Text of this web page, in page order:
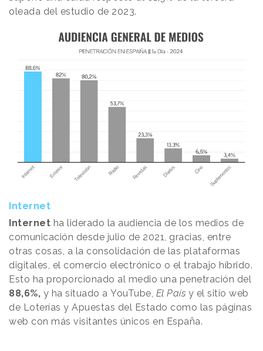
oleada del estudio de 2023.
Internet
Internet ha liderado la audiencia de los medios de
comunicación desde julio de 2021, gracias, entre
otras cosas, a la consolidación de las plataformas
digitales, el comercio electrónico o el trabajo híbrido.
Esto ha proporcionado al medio una penetración del
88,6%, y ha situado a YouTube, El País y el sitio web
de Loterías y Apuestas del Estado como las páginas
web con más visitantes únicos en España.